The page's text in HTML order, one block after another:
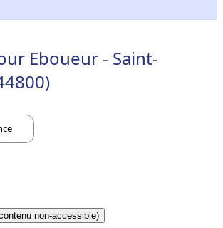
Eboueur - Saint-
non-accessible)